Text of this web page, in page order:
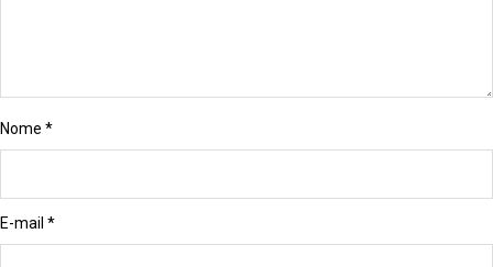
Nome *
E-mail *